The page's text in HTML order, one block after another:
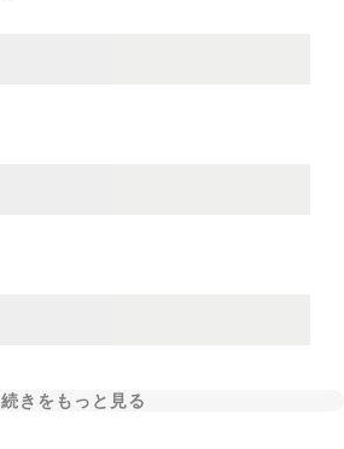
続きをもっと見る